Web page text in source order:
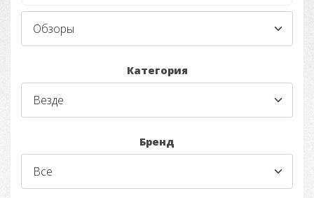
Категория
Бренд